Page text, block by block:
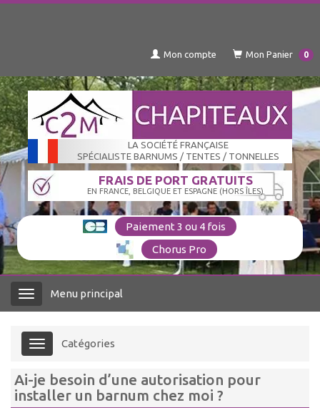
Mon compte Mon Panier 0
LA SOCIÉTÉ FRANÇAISE
SPÉCIALISTE BARNUMS / TENTES / TONNELLES
FRAIS DE PORT GRATUITS
EN FRANCE, BELGIQUE ET ESPAGNE (HORS ÎLES)
Paiement 3 ou 4 fois
Chorus Pro
Menu Menu principal
Menu Catégories
Ai-je besoin d’une autorisation pour
installer un barnum chez moi ?